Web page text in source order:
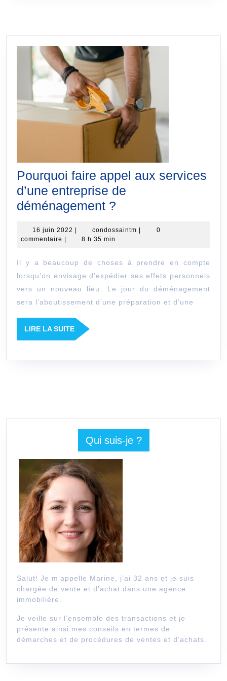
Pourquoi faire appel aux services
d’une entreprise de
déménagement ?
appel
services
d’une
entreprise
16 juin 2022 16
juin
| condossaintm condossaintm
|
0
commentaire | 8 h 35 min
Il y a beaucoup de choses à prendre en compte
lorsqu’on envisage d’expédier ses effets personnels
vers un nouveau lieu. Le jour du déménagement
sera l’aboutissement d’une préparation et d’une
LIRE LA SUITELIRE
LA
Qui suis-je ?
Salut! Je m’appelle Marine, j’ai 32 ans et je suis
chargée de vente et d’achat dans une agence
immobilière.
Je veille sur l’ensemble des transactions et je
présente ainsi mes conseils en termes de
démarches et de procédures de ventes et d’achats.